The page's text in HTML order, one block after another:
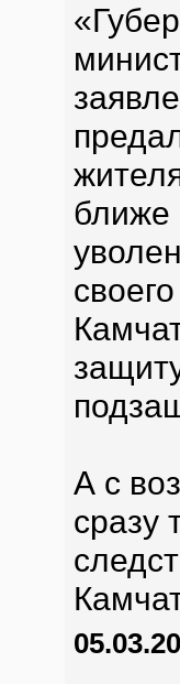
ближе
А с
сразу